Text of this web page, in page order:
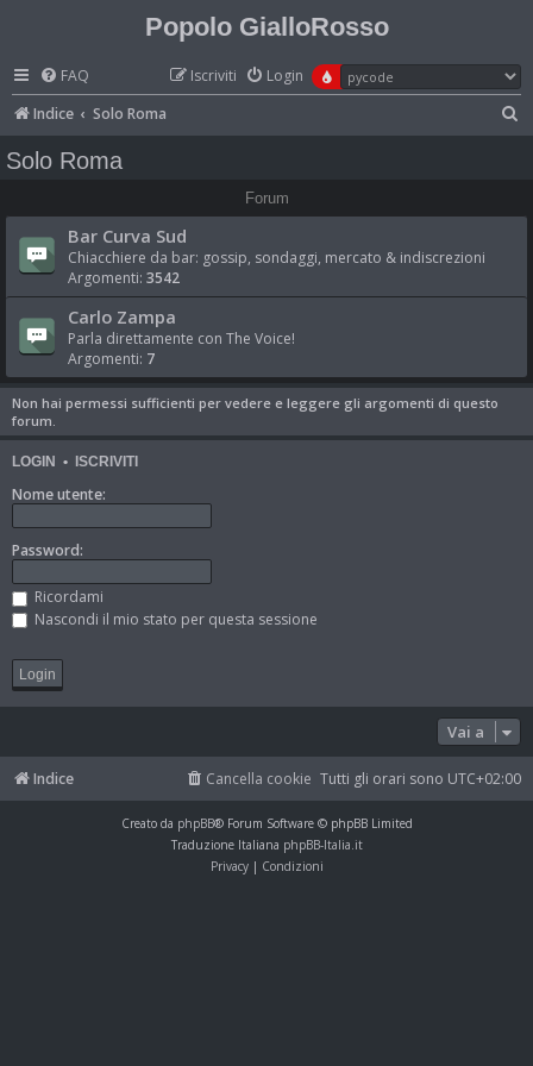
Popolo GialloRosso
FAQ Login
Iscriviti
Indice
Solo Roma
Solo Roma
Forum
Bar Curva Sud
Chiacchiere da bar: gossip, sondaggi, mercato & indiscrezioni
Argomenti: 3542
Carlo Zampa
Parla direttamente con The Voice!
Argomenti: 7
Non hai permessi sufficienti per vedere e leggere gli argomenti di questo
forum.
LOGIN • ISCRIVITI
Nome utente:
Password:
Ricordami
Nascondi il mio stato per questa sessione
Vai a
Indice Tutti gli orari sono UTC+02:00
Cancella cookie
Creato da phpBB® Forum Software © phpBB Limited
Traduzione Italiana phpBB-Italia.it
Privacy| Condizioni